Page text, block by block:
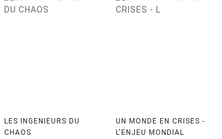
LES INGENIEURS DU
CHAOS
UN MONDE EN CRISES -
L'ENJEU MONDIAL